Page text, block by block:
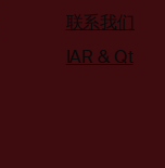
联系我们
IAR & Qt